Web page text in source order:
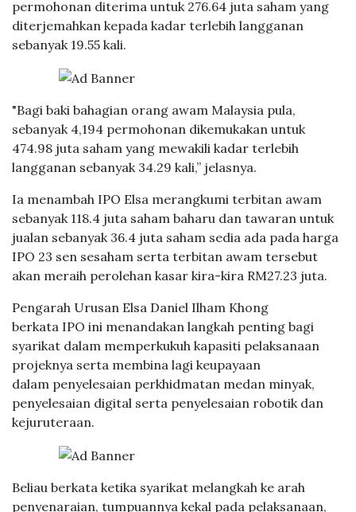
permohonan diterima untuk 276.64 juta saham yang
diterjemahkan kepada kadar terlebih langganan
sebanyak 19.55 kali.
"Bagi baki bahagian orang awam Malaysia pula,
sebanyak 4,194 permohonan dikemukakan untuk
474.98 juta saham yang mewakili kadar terlebih
langganan sebanyak 34.29 kali,” jelasnya.
Ia menambah IPO Elsa merangkumi terbitan awam
sebanyak 118.4 juta saham baharu dan tawaran untuk
jualan sebanyak 36.4 juta saham sedia ada pada harga
IPO 23 sen sesaham serta terbitan awam tersebut
akan meraih perolehan kasar kira-kira RM27.23 juta.
Pengarah Urusan Elsa Daniel Ilham Khong
berkata IPO ini menandakan langkah penting bagi
syarikat dalam memperkukuh kapasiti pelaksanaan
projeknya serta membina lagi keupayaan
dalam penyelesaian perkhidmatan medan minyak,
penyelesaian digital serta penyelesaian robotik dan
kejuruteraan.
Beliau berkata ketika syarikat melangkah ke arah
penyenaraian, tumpuannya kekal pada pelaksanaan,